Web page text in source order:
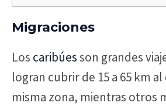
Migraciones
Los caribúesson grandes
logran cubrir de 15 a 65 km
misma zona, mientras otros